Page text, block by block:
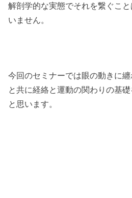
解剖学的な実態でそれを繋ぐこ
いません。
今回のセミナーでは眼の動きに
と共に経絡と運動の関わりの基
と思います。